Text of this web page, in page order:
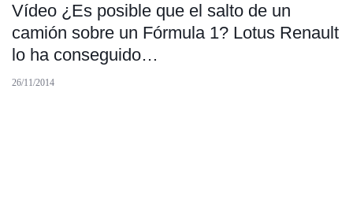
Vídeo ¿Es posible que el salto de un
camión sobre un Fórmula 1? Lotus Renault
lo ha conseguido…
26/11/2014